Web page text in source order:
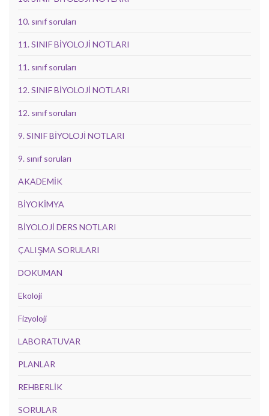
10. sınıf soruları
11. SINIF BİYOLOJİ NOTLARI
11. sınıf soruları
12. SINIF BİYOLOJİ NOTLARI
12. sınıf soruları
9. SINIF BİYOLOJİ NOTLARI
9. sınıf soruları
AKADEMİK
BİYOKİMYA
BİYOLOJİ DERS NOTLARI
ÇALIŞMA SORULARI
DOKUMAN
Ekoloji
Fizyoloji
LABORATUVAR
PLANLAR
REHBERLİK
SORULAR